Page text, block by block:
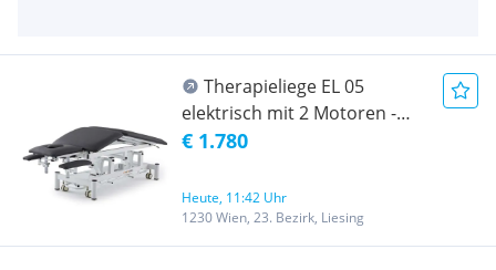
Therapieliege EL 05
elektrisch mit 2 Motoren -
Dachstellung, NEU mit
€ 1.780
Heute, 11:42 Uhr
1230 Wien, 23. Bezirk, Liesing